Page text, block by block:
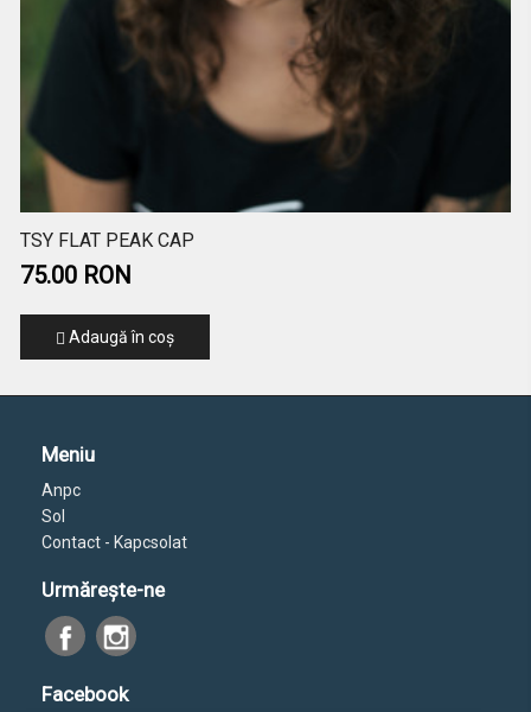
TSY FLAT PEAK CAP
75.00 RON
Adaugă în coş
Meniu
Anpc
Sol
Contact - Kapcsolat
Urmăreşte-ne
Facebook